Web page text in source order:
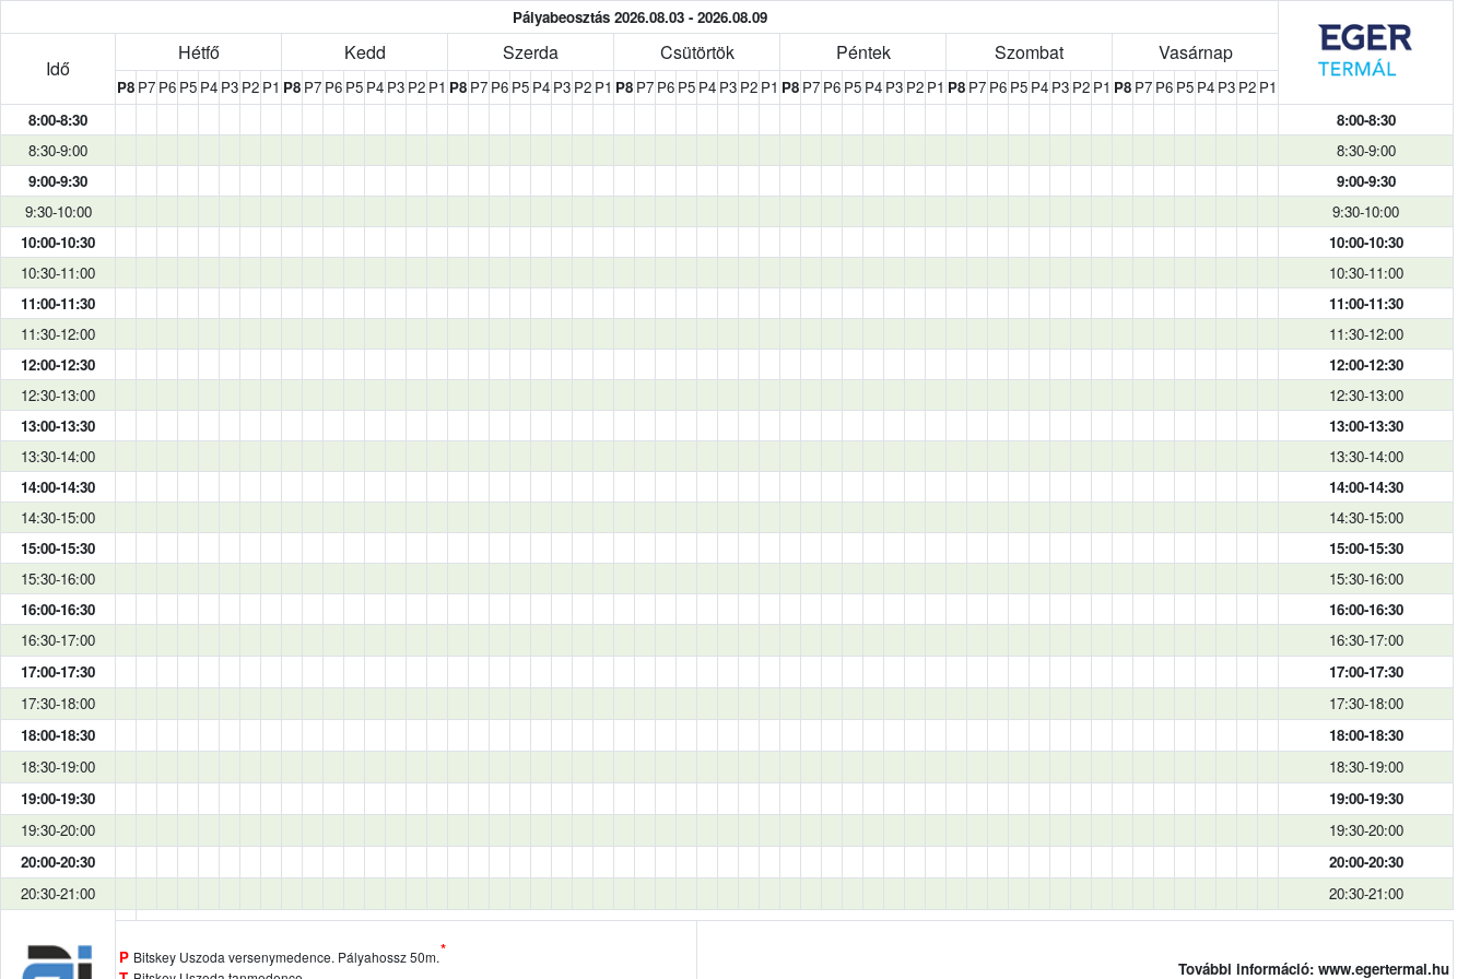
Pályabeosztás 2026.08.03 - 2026.08.09
Idő
Hétfő Kedd Szerda Csütörtök Péntek Szombat Vasárnap
P8 P7 P6 P5 P4 P3 P2 P1 P8 P7 P6 P5 P4 P3 P2 P1 P8 P7 P6 P5 P4 P3 P2 P1 P8 P7 P6 P5 P4 P3 P2 P1 P8 P7 P6 P5 P4 P3 P2 P1 P8 P7 P6 P5 P4 P3 P2 P1 P8 P7 P6 P5 P4 P3 P2 P1
8:00-8:30
8:00-8:30
8:30-9:00
8:30-9:00
9:00-9:30
9:00-9:30
9:30-10:00
9:30-10:00
10:00-10:30
10:00-10:30
10:30-11:00
10:30-11:00
11:00-11:30
11:00-11:30
11:30-12:00
11:30-12:00
12:00-12:30
12:00-12:30
12:30-13:00
12:30-13:00
13:00-13:30
13:00-13:30
13:30-14:00
13:30-14:00
14:00-14:30
14:00-14:30
14:30-15:00
14:30-15:00
15:00-15:30
15:00-15:30
15:30-16:00
15:30-16:00
16:00-16:30
16:00-16:30
16:30-17:00
16:30-17:00
17:00-17:30
17:00-17:30
17:30-18:00
17:30-18:00
18:00-18:30
18:00-18:30
18:30-19:00
18:30-19:00
19:00-19:30
19:00-19:30
19:30-20:00
19:30-20:00
20:00-20:30
20:00-20:30
20:30-21:00
20:30-21:00
P Bitskey Uszoda versenymedence. Pályahossz 50m.*
További információ: www.egertermal.hu